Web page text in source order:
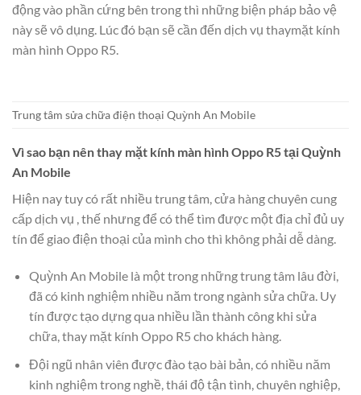
động vào phần cứng bên trong thì những biện pháp bảo vệ
này sẽ vô dụng. Lúc đó bạn sẽ cần đến dịch vụ thaymặt kính
màn hình Oppo R5.
Trung tâm sửa chữa điện thoại Quỳnh An Mobile
Vì sao bạn nên thay mặt kính màn hình Oppo R5 tại Quỳnh
An Mobile
Hiện nay tuy có rất nhiều trung tâm, cửa hàng chuyên cung
cấp dịch vụ , thế nhưng để có thể tìm được một địa chỉ đủ uy
tín để giao điện thoại của mình cho thì không phải dễ dàng.
Quỳnh An Mobile là một trong những trung tâm lâu đời,
đã có kinh nghiệm nhiều năm trong ngành sửa chữa. Uy
tín được tạo dựng qua nhiều lần thành công khi sửa
chữa, thay mặt kính Oppo R5 cho khách hàng.
Đội ngũ nhân viên được đào tạo bài bản, có nhiều năm
kinh nghiệm trong nghề, thái độ tận tình, chuyên nghiệp,